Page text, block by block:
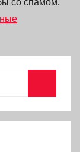
со спамом.